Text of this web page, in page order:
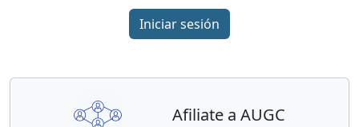
Iniciar sesión
Afiliate a AUGC